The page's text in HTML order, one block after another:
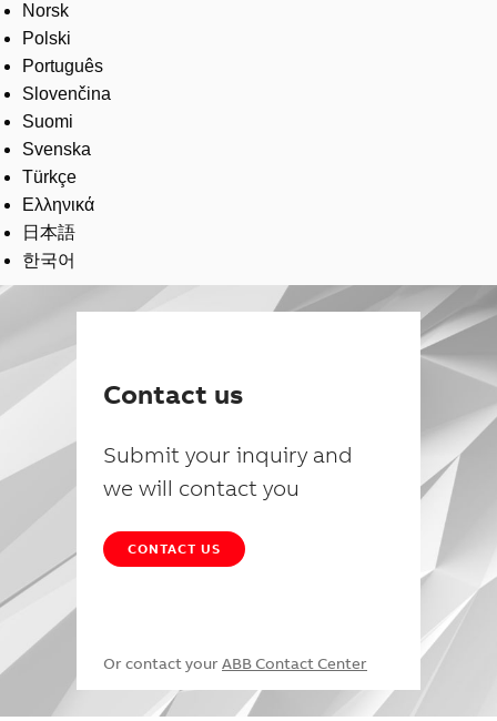
Norsk
Polski
Português
Slovenčina
Suomi
Svenska
Türkçe
Ελληνικά
日本語
한국어
Contact us
Submit your inquiry and
we will contact you
CONTACT US
Or contact your ABB Contact Center